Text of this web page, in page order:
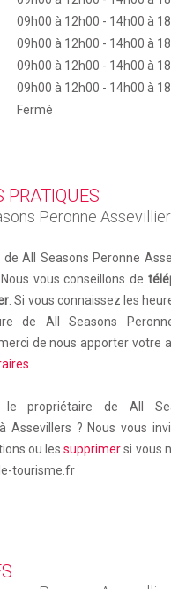
09h00 à 12h00 - 14h00 à
09h00 à 12h00 - 14h00 à
09h00 à 12h00 - 14h00 à
09h00 à 12h00 - 14h00 à
Fermé
PRATIQUES
Peronne
de All Seasons Peronne
vous conseillons de
. Si vous connaissez les
de All Seasons
de nous apporter votre
.
propriétaire de All
Assevillers ? Nous vous
ou lessupprimersi vous
tourisme.fr